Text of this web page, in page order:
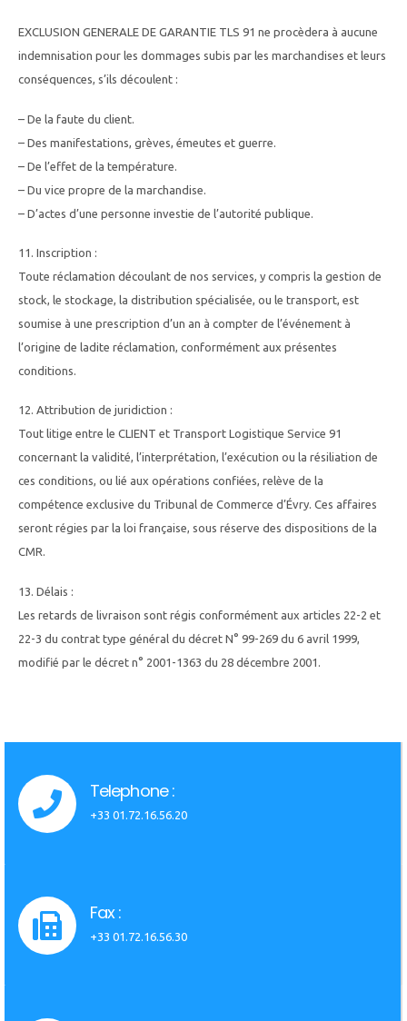
EXCLUSION GENERALE DE GARANTIE TLS 91 ne procèdera à aucune
indemnisation pour les dommages subis par les marchandises et leurs
conséquences, s’ils découlent :
– De la faute du client.
– Des manifestations, grèves, émeutes et guerre.
– De l’effet de la température.
– Du vice propre de la marchandise.
– D’actes d’une personne investie de l’autorité publique.
11. Inscription :
Toute réclamation découlant de nos services, y compris la gestion de
stock, le stockage, la distribution spécialisée, ou le transport, est
soumise à une prescription d’un an à compter de l’événement à
l’origine de ladite réclamation, conformément aux présentes
conditions.
12. Attribution de juridiction :
Tout litige entre le CLIENT et Transport Logistique Service 91
concernant la validité, l’interprétation, l’exécution ou la résiliation de
ces conditions, ou lié aux opérations confiées, relève de la
compétence exclusive du Tribunal de Commerce d’Évry. Ces affaires
seront régies par la loi française, sous réserve des dispositions de la
CMR.
13. Délais :
Les retards de livraison sont régis conformément aux articles 22-2 et
22-3 du contrat type général du décret N° 99-269 du 6 avril 1999,
modifié par le décret n° 2001-1363 du 28 décembre 2001.
Telephone :
+33 01.72.16.56.20
Fax :
+33 01.72.16.56.30